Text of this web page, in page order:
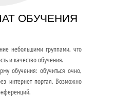
ОБУЧЕНИЯ
небольшими группами, что
и качество обучения.
обучения: обучиться очно,
интернет портал. Возможно